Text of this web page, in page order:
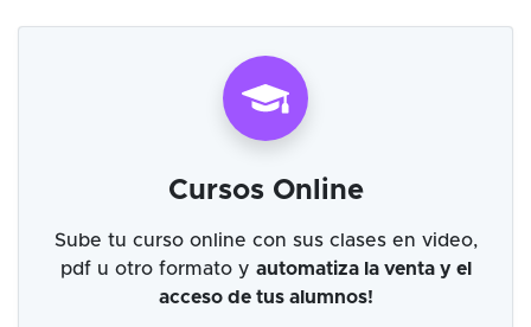
Cursos Online
Sube tu curso online con sus clases en video,
pdf u otro formato y automatiza la venta y el
acceso de tus alumnos!